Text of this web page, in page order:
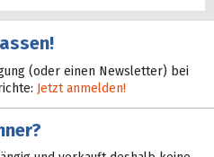
(oder einen Newsletter) bei
Jetzt anmelden!